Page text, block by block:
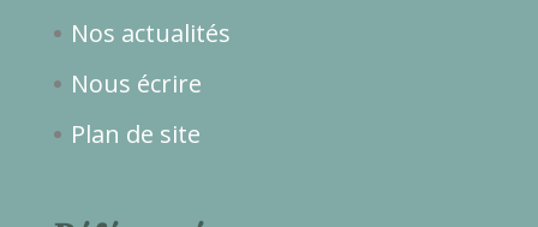
Nos actualités
Nous écrire
Plan de site